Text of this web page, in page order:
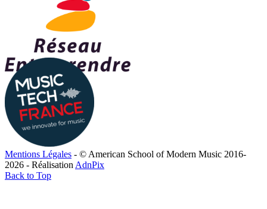
Mentions Légales - © American School of Modern Music 2016-
2026 - Réalisation AdnPix
Back to Top